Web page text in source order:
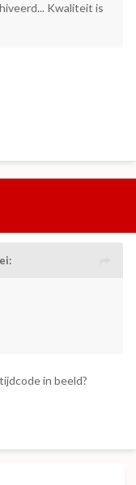
Kwaliteit is
in beeld?